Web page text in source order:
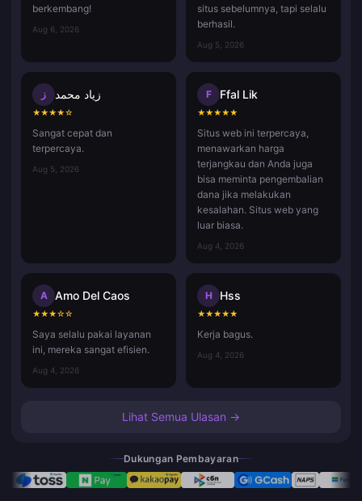
berkembang!
Aug 6, 2026
situs sebelumnya, tapi selalu
berhasil.
Aug 5, 2026
ز زياد محمد
★★★★☆
Sangat cepat dan
terpercaya.
Aug 5, 2026
F Ffal Lik
★★★★★
Situs web ini terpercaya,
menawarkan harga
terjangkau dan Anda juga
bisa meminta pengembalian
dana jika melakukan
kesalahan. Situs web yang
luar biasa.
Aug 4, 2026
A Amo Del Caos
★★★☆☆
Saya selalu pakai layanan
ini, mereka sangat efisien.
Aug 4, 2026
H Hss
★★★★★
Kerja bagus.
Aug 4, 2026
Lihat Semua Ulasan →
Dukungan Pembayaran